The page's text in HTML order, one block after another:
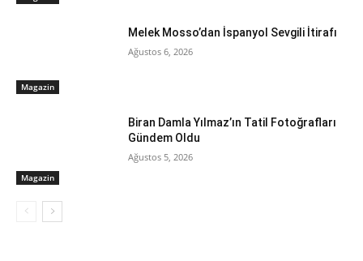
Magazin
Melek Mosso’dan İspanyol Sevgili İtirafı
Ağustos 6, 2026
Magazin
Biran Damla Yılmaz’ın Tatil Fotoğrafları
Gündem Oldu
Ağustos 5, 2026